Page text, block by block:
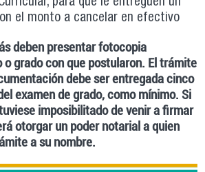
el monto a cancelar​ en efectivo
deben presentar fotocopia
grado con que postularon. El trámite
debe ser entregada cinco
examen de grado, como mínimo. Si
imposibilitado de venir a firmar
otorgar un poder notarial a quien
a su nombre.